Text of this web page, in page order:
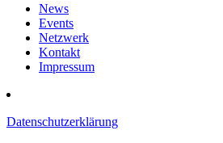
News
Events
Netzwerk
Kontakt
Impressum
Datenschutzerklärung